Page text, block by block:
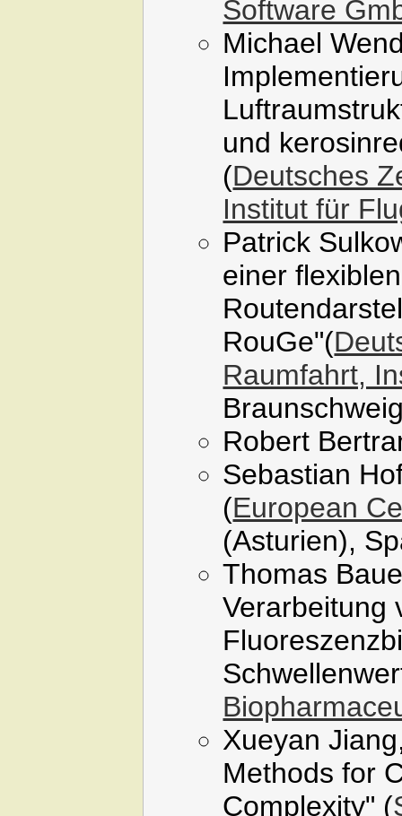
Software
Michael
und
(Deutsches
Institut für
Patrick
einer
RouGe"(
Raumfahrt,
Robert
Sebastian
(European
(Asturien),
Thomas
Verarbeitung
Xueyan
Methods for
Complexity" (